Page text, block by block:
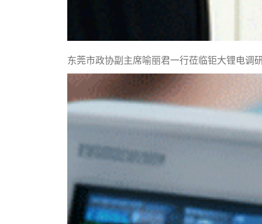
东莞市政协副主席喻丽君一行莅临钜大锂电调